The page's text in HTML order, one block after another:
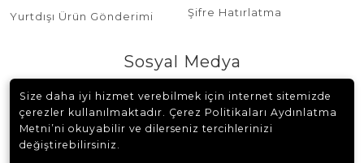
Yurtdışı Ürün Gönderimi
Şifre Hatırlatma
Sosyal Medya
Size daha iyi hizmet verebilmek için internet sitemizde
çerezler kullanılmaktadır. Çerez Politikaları Aydınlatma
Metni’ni okuyabilir ve dilerseniz tercihlerinizi
değiştirebilirsiniz.